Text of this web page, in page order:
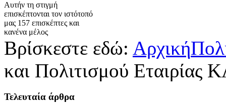
Αυτήν τη στιγμή
επισκέπτονται τον ιστότοπό
μας 157 επισκέπτες και
κανένα μέλος
Βρίσκεστε εδώ: Αρχική
και Πολιτισμού Εταιρίας
Τελευταία άρθρα